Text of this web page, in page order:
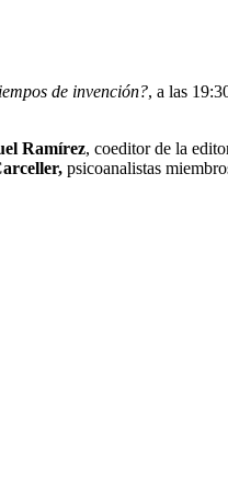
de invención?, a las
Ramírez, coeditor de la
psicoanalistas